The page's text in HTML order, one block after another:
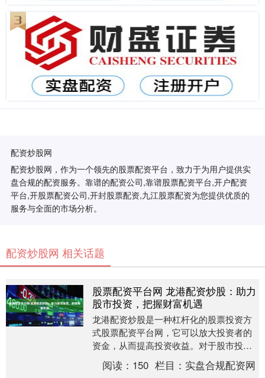
配资炒股网
配资炒股网，作为一个领先的股票配资平台，致力于为用户提供实
盘合规的配资服务。靠谱的配资公司,靠谱股票配资平台,开户配资
平台,开股票配资公司,开封股票配资,九江股票配资为您提供优质的
服务与全面的市场分析。
配资炒股网 相关话题
股票配资平台网 龙港配资炒股：助力
股市投资，把握财富机遇
龙港配资炒股是一种杠杆化的股票投资方
式股票配资平台网，它可以放大投资者的
资金，从而提高投资收益。对于股市投资
者来说，龙港配资炒股是一种有效的工
具，可以帮助他们把....
阅读： 150 栏目： 实盘合规配资网